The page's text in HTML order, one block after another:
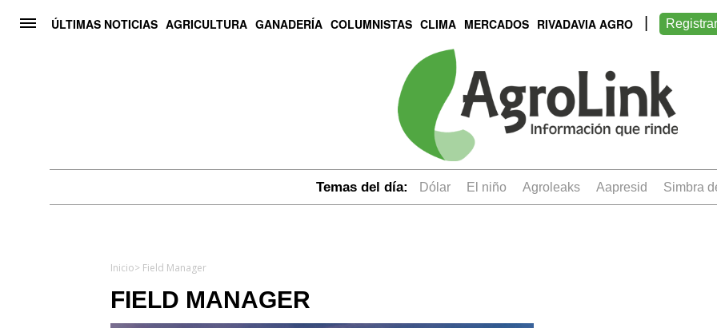
ÚLTIMAS NOTICIAS AGRICULTURA GANADERÍA COLUMNISTAS CLIMA MERCADOS RIVADAVIA AGRO
Temas del día: dólar el niño Agroleaks aapresid simbra
Inicio> Field Manager
FIELD MANAGER